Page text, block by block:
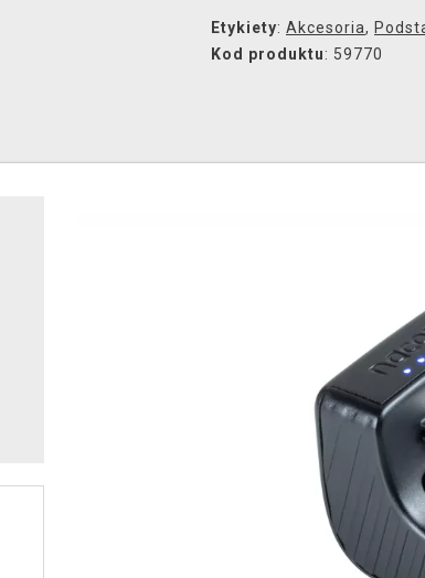
Etykiety: Akcesoria,
Kod produktu: 59770